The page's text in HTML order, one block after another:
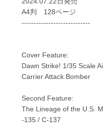
A4判 128ページ
----------------------------
Cover Feature:
Dawn Strike! 1/35 Scale
Carrier Attack Bomber
Second Feature:
The Lineage of the U.S.
-135 / C-137